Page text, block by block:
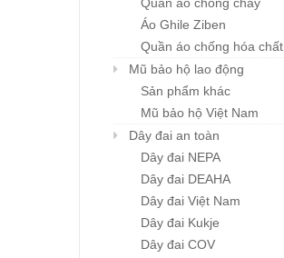
Quần áo chống cháy
Áo Ghile Ziben
Quần áo chống hóa chất
Mũ bảo hộ lao động
Sản phẩm khác
Mũ bảo hộ Việt Nam
Dây đai an toàn
Dây đai NEPA
Dây đai DEAHA
Dây đai Việt Nam
Dây đai Kukje
Dây đai COV